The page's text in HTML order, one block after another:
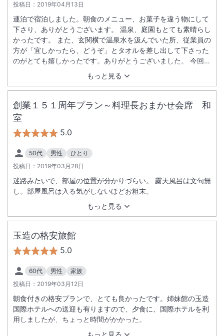
投稿日： 2019年04月13日
もっと見る
連泊で宿泊しました。朝食のメニュー、お菓子を違う物にして
下さり、ありがとうございます。 温泉、庭園もとても素晴らし
かったです。 また、玄関横で温泉水を汲んでいた所、従業員の
方が「宜しかったら、どうぞ」とタオルを差し出して下さった
のがとても嬉しかったです。ありがとうございました。 今回は
目的があり夕食をつけませんでしたが、次回は２食付で宿泊し
創業１５１周年プラン～料理長おまかせ会席 和
室
5.0
50代 男性
ひとり
投稿日： 2019年03月28日
もっと見る
迷路みたいで、部屋の位置が分かりづらい。 露天風呂は文句無
し。部屋風呂は入る気がしないほどお粗末。
玉造の格安旅館
5.0
60代 男性
家族
投稿日： 2019年03月12日
もっと見る
朝食付きの格安プランで、とても良かったです。姉妹館の玉造
国際ホテルへの送迎も有りますので、夕食に、国際ホテルを利
用しましたが、ちょっと時間がかかった。